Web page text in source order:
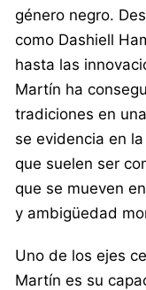
género negro.
como Dashiell
hasta las
Martín ha
tradiciones en
se evidencia en
que suelen ser
que se mueven
y ambigüedad
Uno de los ejes
Martín es su